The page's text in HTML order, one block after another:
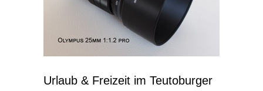
Urlaub & Freizeit im Teutoburger